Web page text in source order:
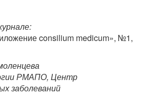
consilium medicum», №1,
РМАПО, Центр
заболеваний